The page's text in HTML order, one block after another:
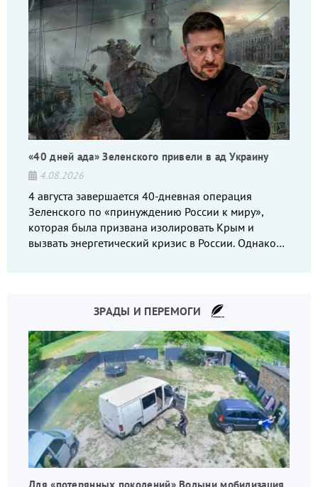
«40 дней ада» Зеленского привели в ад Украину
4.08.2026
4 августа завершается 40-дневная операция
Зеленского по «принуждению России к миру»,
которая была призвана изолировать Крым и
вызвать энергетический кризис в России. Однако
ЗРАДЫ И ПЕРЕМОГИ